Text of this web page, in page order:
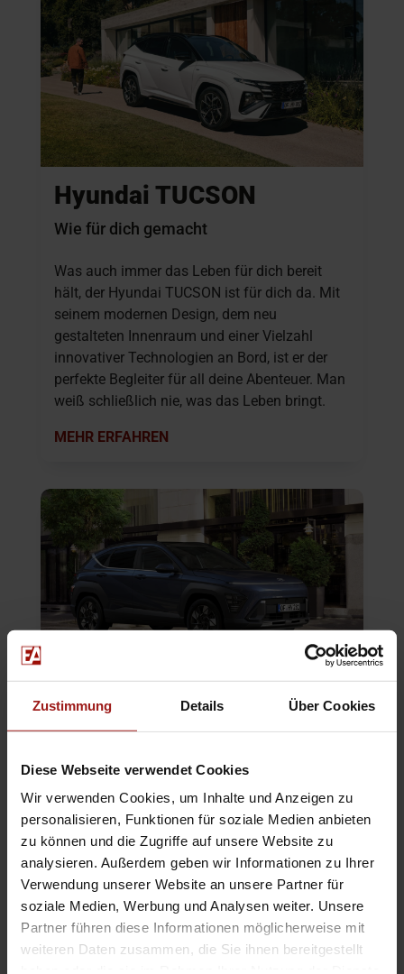
Zustimmung Details Über Cookies
Diese Webseite verwendet Cookies
Wir verwenden Cookies, um Inhalte und Anzeigen zu
personalisieren, Funktionen für soziale Medien anbieten
zu können und die Zugriffe auf unsere Website zu
analysieren. Außerdem geben wir Informationen zu Ihrer
Verwendung unserer Website an unsere Partner für
soziale Medien, Werbung und Analysen weiter. Unsere
Partner führen diese Informationen möglicherweise mit
weiteren Daten zusammen, die Sie ihnen bereitgestellt
Hyundai TUCSON
Wie für dich gemacht
Was auch immer das Leben für dich bereit
hält, der Hyundai TUCSON ist für dich da. Mit
seinem modernen Design, dem neu
gestalteten Innenraum und einer Vielzahl
innovativer Technologien an Bord, ist er der
perfekte Begleiter für all deine Abenteuer. Man
weiß schließlich nie, was das Leben bringt.
MEHR ERFAHREN
Hyundai KONA
Straßenpräsenz und viel Raum für
Abenteuerlust bereichert der Hyundai KONA
dein Leben. Und dank einer Vielzahl moderner
Antriebs- und Ausstattungsoptionen findest du
genau den KONA, der perfekt zu deinem Leben
MEHR ERFAHREN